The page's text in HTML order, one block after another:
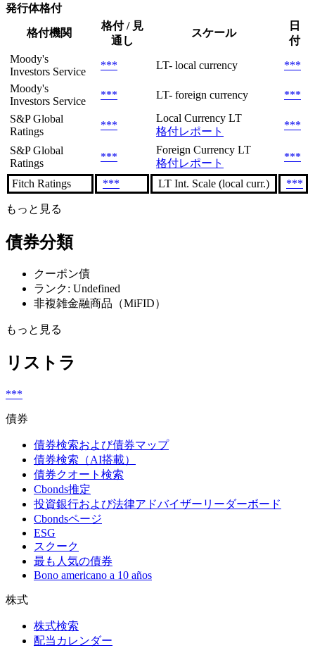
発行体格付
格付機関
格付 / 見
通し
スケール
日
付
Moody's
Investors Service
*** LT- local currency
***
Moody's
Investors Service
*** LT- foreign currency
***
S&P Global
Ratings
***
Local Currency LT
格付レポート
***
S&P Global
Ratings
***
Foreign Currency LT
格付レポート
***
Fitch Ratings *** LT Int. Scale (local curr.) ***
もっと見る
債券分類
クーポン債
ランク: Undefined
非複雑金融商品（MiFID）
もっと見る
リストラ
***
債券
債券検索および債券マップ
債券検索（AI搭載）
債券クオート検索
Cbonds推定
投資銀行および法律アドバイザーリーダーボード
Cbondsページ
ESG
スクーク
最も人気の債券
Bono americano a 10 años
株式
株式検索
配当カレンダー